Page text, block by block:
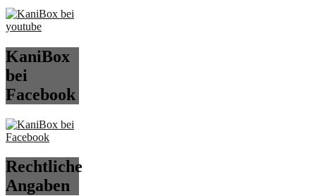
KaniBox
bei
Facebook
Rechtliche
Angaben